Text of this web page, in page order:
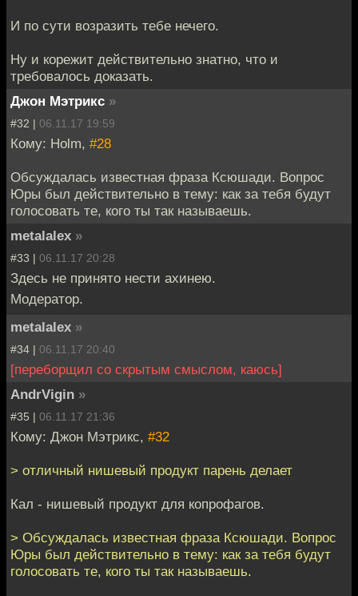
И по сути возразить тебе нечего.
Ну и корежит действительно знатно, что и
требовалось доказать.
Джон Мэтрикс »
#32 | 06.11.17 19:59
Кому: Holm, #28
Обсуждалась известная фраза Ксюшади. Вопрос
Юры был действительно в тему: как за тебя будут
голосовать те, кого ты так называешь.
metalalex »
#33 | 06.11.17 20:28
Здесь не принято нести ахинею.
Модератор.
metalalex »
#34 | 06.11.17 20:40
[переборщил со скрытым смыслом, каюсь]
AndrVigin »
#35 | 06.11.17 21:36
Кому: Джон Мэтрикс, #32
> отличный нишевый продукт парень делает
Кал - нишевый продукт для копрофагов.
> Обсуждалась известная фраза Ксюшади. Вопрос
Юры был действительно в тему: как за тебя будут
голосовать те, кого ты так называешь.